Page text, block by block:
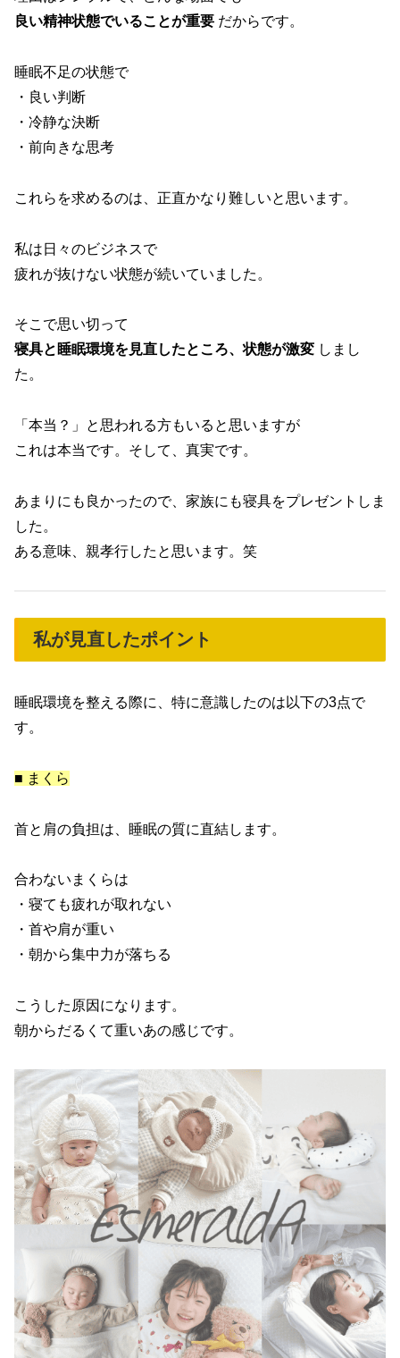
良い精神状態でいることが重要 だからです。
睡眠不足の状態で
・良い判断
・冷静な決断
・前向きな思考
これらを求めるのは、正直かなり難しいと思います。
私は日々のビジネスで
疲れが抜けない状態が続いていました。
そこで思い切って
寝具と睡眠環境を見直したところ、状態が激変 しまし
た。
「本当？」と思われる方もいると思いますが
これは本当です。そして、真実です。
あまりにも良かったので、家族にも寝具をプレゼントしま
した。
ある意味、親孝行したと思います。笑
私が見直したポイント
睡眠環境を整える際に、特に意識したのは以下の3点で
す。
■ まくら
首と肩の負担は、睡眠の質に直結します。
合わないまくらは
・寝ても疲れが取れない
・首や肩が重い
・朝から集中力が落ちる
こうした原因になります。
朝からだるくて重いあの感じです。